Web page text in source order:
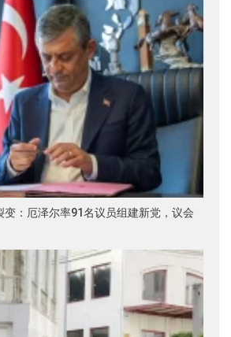
变：厄泽尔率91名议员组建新党，议会